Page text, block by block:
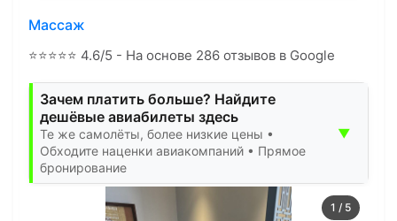
Массаж
⭐⭐⭐⭐⭐ 4.6/5 - На основе 286 отзывов в Google
Зачем платить больше? Найдите
дешёвые авиабилеты здесь
Те же самолёты, более низкие цены •
Обходите наценки авиакомпаний • Прямое
бронирование
▼
1 / 5